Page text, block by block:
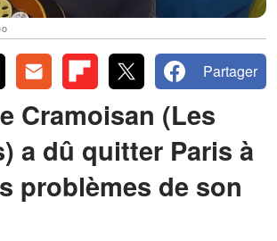
Partager
Cramoisan (Les
a dû quitter Paris à
problèmes de son